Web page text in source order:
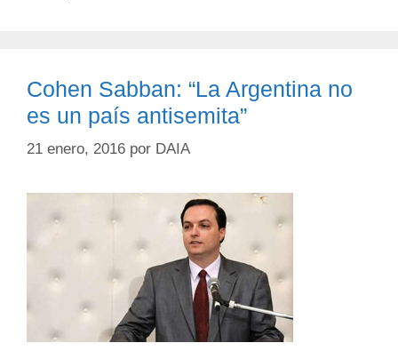
Cohen Sabban: “La Argentina no
es un país antisemita”
21 enero, 2016 por DAIA